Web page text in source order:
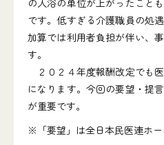
の入浴の単位が上がったこと
です。低すぎる介護職員の処
加算では利用者負担が伴い、
す。
２０２４年度報酬改定でも
になります。今回の要望・提
が重要です。
※「要望」は全日本民医連ホー